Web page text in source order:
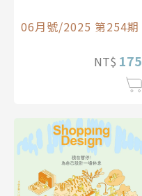
06月號/2025 第254期
NT$ 175